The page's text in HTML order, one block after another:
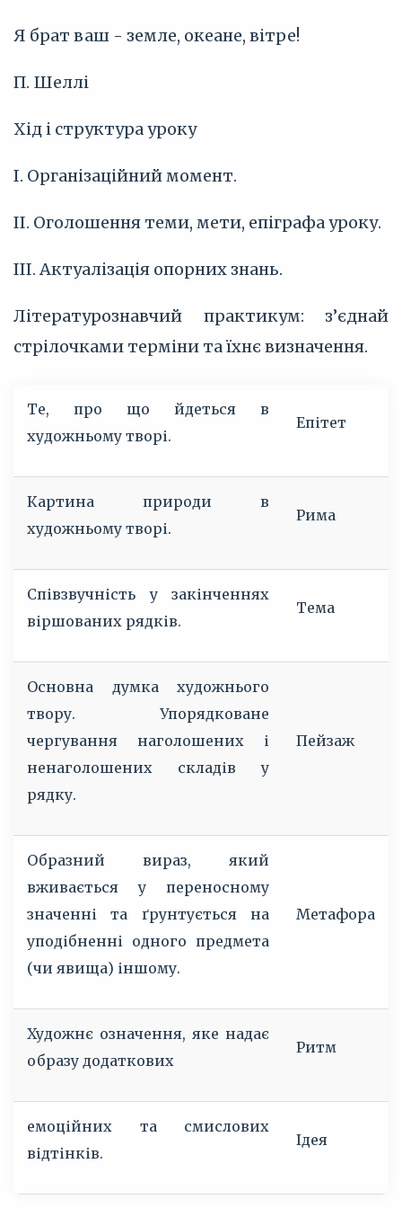
Я брат ваш - земле, океане, вітре!
П. Шеллі
Хід і структура уроку
I. Організаційний момент.
II. Оголошення теми, мети, епіграфа уроку.
III. Актуалізація опорних знань.
Літературознавчий практикум: з’єднай
стрілочками терміни та їхнє визначення.
Те, про що йдеться в
художньому творі.
Епітет
Картина природи в
художньому творі.
Рима
Співзвучність у закінченнях
віршованих рядків.
Тема
Основна думка художнього
твору. Упорядковане
чергування наголошених і
ненаголошених складів у
рядку.
Пейзаж
Образний вираз, який
вживається у переносному
значенні та ґрунтується на
уподібненні одного предмета
(чи явища) іншому.
Метафора
Художнє означення, яке надає
образу додаткових
Ритм
емоційних та смислових
відтінків.
Ідея